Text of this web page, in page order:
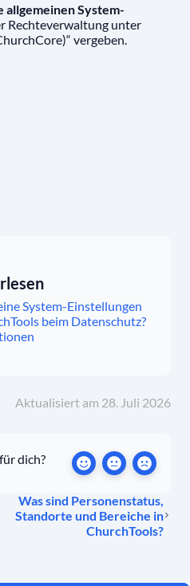
System-
Rechteverwaltung unter
vergeben.
System-Einstellungen
beim Datenschutz?
Aktualisiert am 28. Juli 2026
dich?
Was sind Personenstatus,
Standorte und Bereiche in
ChurchTools?